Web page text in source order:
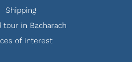
Shipping
tour in Bacharach
of interest